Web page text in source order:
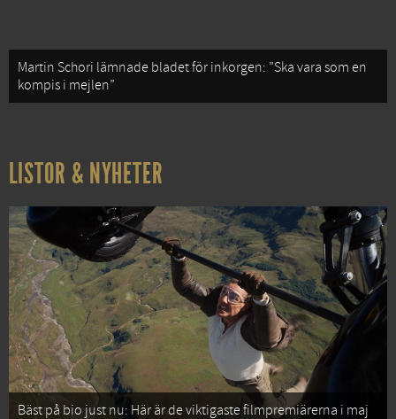
Martin Schori lämnade bladet för inkorgen: ”Ska vara som en
kompis i mejlen”
LISTOR & NYHETER
Bäst på bio just nu: Här är de viktigaste filmpremiärerna i maj